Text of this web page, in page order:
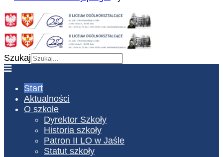
Szukaj
Start
Aktualności
O szkole
Dyrektor Szkoły
Historia szkoły
Patron II LO w Jaśle
Statut szkoły